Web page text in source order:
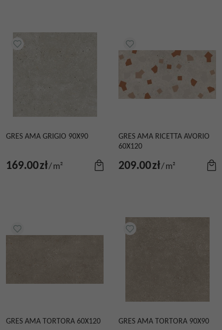
GRES AMA GRIGIO 90X90
169.00zł/m²
GRES AMA RICETTA AVORIO
60X120
209.00zł/m²
GRES AMA TORTORA 60X120 GRES AMA TORTORA 90X90